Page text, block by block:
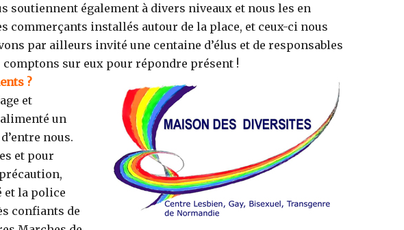
soutiennent également à divers niveaux et nous les en
commerçants installés autour de la place, et ceux-ci nous
par ailleurs invité une centaine d’élus et de responsables
sur eux pour répondre présent !
?
et
un
nous.
et pour
et la police
confiants de